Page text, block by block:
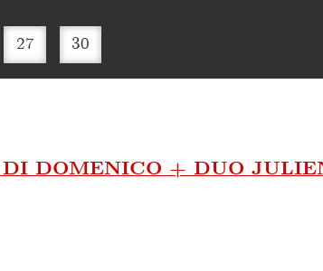
27 30
DOMENICO + DUO